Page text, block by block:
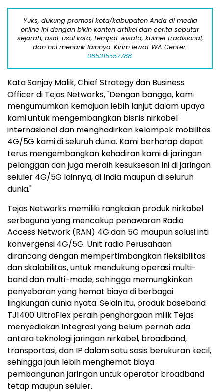
Yuks, dukung promosi kota/kabupaten Anda di media
online ini dengan bikin konten artikel dan cerita seputar
sejarah, asal-usul kota, tempat wisata, kuliner tradisional,
dan hal menarik lainnya. Kirim lewat WA Center:
085315557788.
Kata Sanjay Malik, Chief Strategy dan Business
Officer di Tejas Networks, "Dengan bangga, kami
mengumumkan kemajuan lebih lanjut dalam upaya
kami untuk mengembangkan bisnis nirkabel
internasional dan menghadirkan kelompok mobilitas
4G/5G kami di seluruh dunia. Kami berharap dapat
terus mengembangkan kehadiran kami di jaringan
pelanggan dan juga meraih kesuksesan ini di jaringan
seluler 4G/5G lainnya, di India maupun di seluruh
dunia."
Tejas Networks memiliki rangkaian produk nirkabel
serbaguna yang mencakup penawaran Radio
Access Network (RAN) 4G dan 5G maupun solusi inti
konvergensi 4G/5G. Unit radio Perusahaan
dirancang dengan mempertimbangkan fleksibilitas
dan skalabilitas, untuk mendukung operasi multi-
band dan multi-mode, sehingga memungkinkan
penyebaran yang hemat biaya di berbagai
lingkungan dunia nyata. Selain itu, produk baseband
TJ1400 UltraFlex peraih penghargaan milik Tejas
menyediakan integrasi yang belum pernah ada
antara teknologi jaringan nirkabel, broadband,
transportasi, dan IP dalam satu sasis berukuran kecil,
sehingga jauh lebih menghemat biaya
pembangunan jaringan untuk operator broadband
tetap maupun seluler.